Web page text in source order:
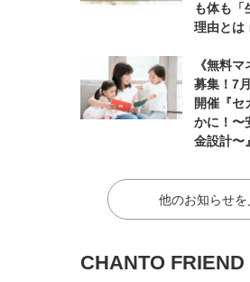
も体も「
理由とは
《無料
募集！7
開催『セ
かに！〜
金設計〜』
他のお知らせを
CHANTO FRIEND